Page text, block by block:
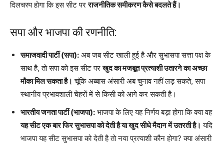
दिलचस्प होगा कि इस सीट परराजनीतिक समीकरण कैसे बदलते हैं।
सपा और भाजपा की रणनीति:
समाजवादी पार्टी (सपा): अब जब सीट खाली हुई है और सुभासपा सत्ता पक्ष के
साथ है, तो सपा को इस सीट परखुद का मजबूत प्रत्याशी उतारने का अच्छा
मौका मिल सकता है। चूंकि अब्बास अंसारी अब चुनाव नहीं लड़ सकते, सपा
स्थानीय प्रभावशाली चेहरों में से किसी को आगे कर सकती है।
भारतीय जनता पार्टी (भाजपा): भाजपा के लिए यह निर्णय बड़ा होगा कि क्या वह
यह सीट एक बार फिर सुभासपा को देती है या खुद सीधे मैदान में उतरती है। यदि
भाजपा यह सीट सुभासपा को देती है तो नया प्रत्याशी कौन होगा? क्या अंसारी